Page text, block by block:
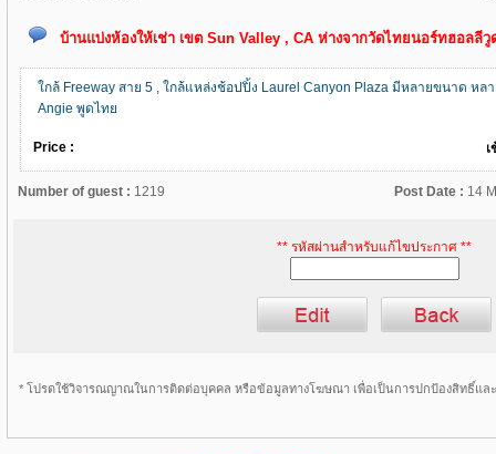
บ้านแบ่งห้องให้เช่า เขต Sun Valley , CA ห่างจากวัดไทยนอร์ทฮอลลี
ใกล้ Freeway สาย 5 , ใกล้แหล่งช้อปปิ้ง Laurel Canyon Plaza มีหลายขนาด หล
Angie พูดไทย
Price :
Number of guest : 1219 Post Date : 14
** รหัสผ่านสำหรับแก้ไขประกาศ **
* โปรดใช้วิจารณญาณในการติดต่อบุคคล หรือข้อมูลทางโฆษณา เพื่อเป็นการปกป้องสิทธิ์แล